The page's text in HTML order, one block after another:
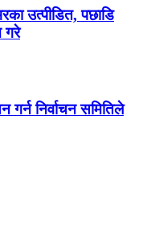
उत्पीडित, पछाडि
गरे
निर्वाचन समितिले